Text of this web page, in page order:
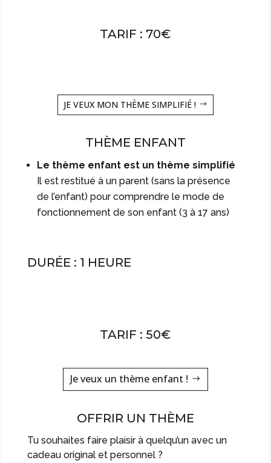
TARIF : 70€
JE VEUX MON THÈME SIMPLIFIÉ !
THÈME ENFANT
Le thème enfant est un thème simplifié
Il est restitué à un parent (sans la présence
de l’enfant) pour comprendre le mode de
fonctionnement de son enfant (3 à 17 ans)
DURÉE : 1 HEURE
TARIF : 50€
Je veux un thème enfant !
OFFRIR UN THÈME
Tu souhaites faire plaisir à quelqu’un avec un
cadeau original et personnel ?